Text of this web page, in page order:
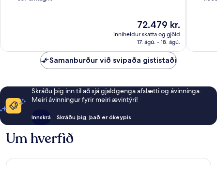
Verðið
er
72.479 kr.
72.479 kr.
inniheldur skatta og gjöld
17. ágú. - 18. ágú.
Samanburður við svipaða gististaði
Skráðu þig inn til að sjá gjaldgenga afslætti og ávinninga.
Meiri ávinningur fyrir meiri ævintýri!
Innskrá Skráðu þig, það er ókeypis
Um hverfið